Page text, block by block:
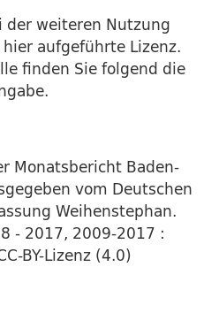
weiteren Nutzung
aufgeführte Lizenz.
finden Sie folgend die
Monatsbericht Baden-
vom Deutschen
Weihenstephan.
- 2017, 2009-2017 :
BY-Lizenz (4.0)